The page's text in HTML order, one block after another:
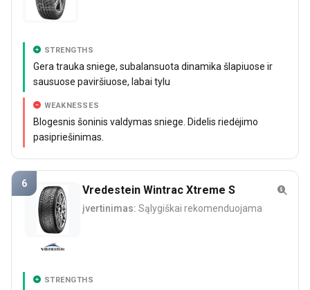
STRENGTHS
Gera trauka sniege, subalansuota dinamika šlapiuose ir
sausuose paviršiuose, labai tylu
WEAKNESSES
Blogesnis šoninis valdymas sniege. Didelis riedėjimo
pasipriešinimas.
6 Vredestein Wintrac Xtreme S
įvertinimas: Sąlygiškai rekomenduojama
STRENGTHS